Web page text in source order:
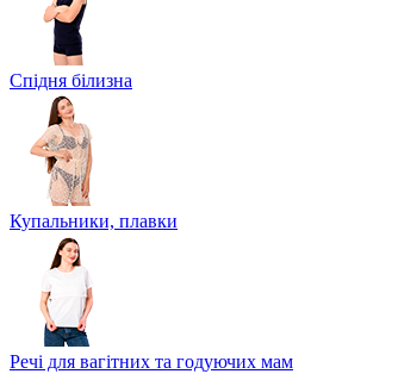
Спідня білизна
Купальники, плавки
Речі для вагітних та годуючих мам